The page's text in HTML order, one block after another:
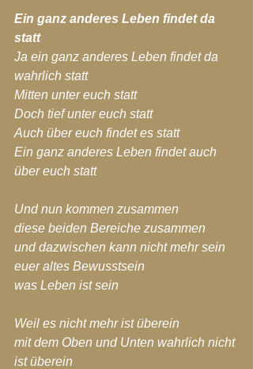
Ein ganz anderes Leben findet da
statt
Ja ein ganz anderes Leben findet da
wahrlich statt
Mitten unter euch statt
Doch tief unter euch statt
Auch über euch findet es statt
Ein ganz anderes Leben findet auch
über euch statt
Und nun kommen zusammen
diese beiden Bereiche zusammen
und dazwischen kann nicht mehr sein
euer altes Bewusstsein
was Leben ist sein
Weil es nicht mehr ist überein
mit dem Oben und Unten wahrlich nicht
ist überein